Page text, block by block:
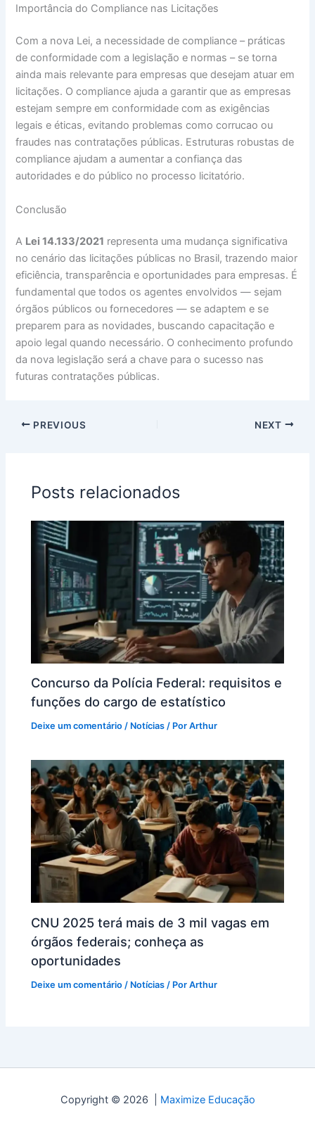
Importância do Compliance nas Licitações
Com a nova Lei, a necessidade de compliance – práticas
de conformidade com a legislação e normas – se torna
ainda mais relevante para empresas que desejam atuar em
licitações. O compliance ajuda a garantir que as empresas
estejam sempre em conformidade com as exigências
legais e éticas, evitando problemas como corrucao ou
fraudes nas contratações públicas. Estruturas robustas de
compliance ajudam a aumentar a confiança das
autoridades e do público no processo licitatório.
Conclusão
A Lei 14.133/2021 representa uma mudança significativa
no cenário das licitações públicas no Brasil, trazendo maior
eficiência, transparência e oportunidades para empresas. É
fundamental que todos os agentes envolvidos — sejam
órgãos públicos ou fornecedores — se adaptem e se
preparem para as novidades, buscando capacitação e
apoio legal quando necessário. O conhecimento profundo
da nova legislação será a chave para o sucesso nas
futuras contratações públicas.
PREVIOUS NEXT
Posts relacionados
Concurso da Polícia Federal: requisitos e
funções do cargo de estatístico
Deixe um comentário / Notícias / PorArthur
CNU 2025 terá mais de 3 mil vagas em
órgãos federais; conheça as
oportunidades
Deixe um comentário / Notícias / PorArthur
Copyright © 2026 | Maximize Educação